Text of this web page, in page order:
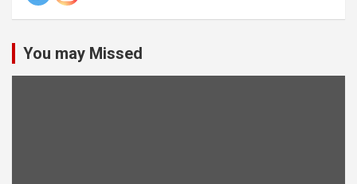
You may Missed